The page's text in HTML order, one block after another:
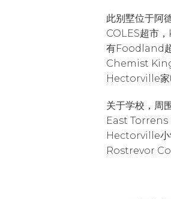
此别墅位于阿
COLES超市
有Foodland
Chemist
Hectorville家
关于学校，
East
Hectorville
Rostrevor